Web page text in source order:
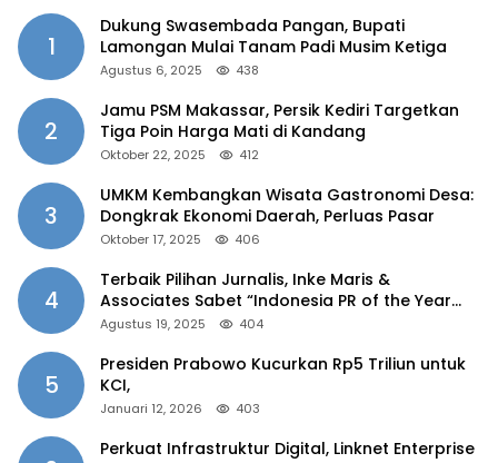
1
Dukung Swasembada Pangan, Bupati
Lamongan Mulai Tanam Padi Musim Ketiga
Agustus 6, 2025 438
2
Jamu PSM Makassar, Persik Kediri Targetkan
Tiga Poin Harga Mati di Kandang
Oktober 22, 2025 412
3
UMKM Kembangkan Wisata Gastronomi Desa:
Dongkrak Ekonomi Daerah, Perluas Pasar
Oktober 17, 2025 406
4
Terbaik Pilihan Jurnalis, Inke Maris &
Associates Sabet “Indonesia PR of the Year
2025”
Agustus 19, 2025 404
5
Presiden Prabowo Kucurkan Rp5 Triliun untuk
KCI,
Januari 12, 2026 403
Perkuat Infrastruktur Digital, Linknet Enterprise